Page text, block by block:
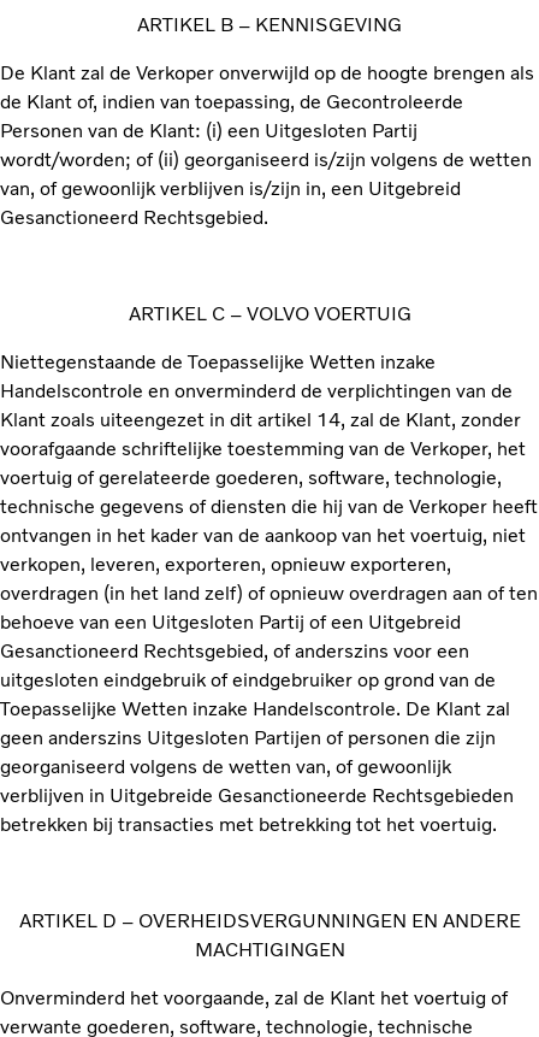
ARTIKEL B – KENNISGEVING
De Klant zal de Verkoper onverwijld op de hoogte brengen als
de Klant of, indien van toepassing, de Gecontroleerde
Personen van de Klant: (i) een Uitgesloten Partij
wordt/worden; of (ii) georganiseerd is/zijn volgens de wetten
van, of gewoonlijk verblijven is/zijn in, een Uitgebreid
Gesanctioneerd Rechtsgebied.
ARTIKEL C – VOLVO VOERTUIG
Niettegenstaande de Toepasselijke Wetten inzake
Handelscontrole en onverminderd de verplichtingen van de
Klant zoals uiteengezet in dit artikel 14, zal de Klant, zonder
voorafgaande schriftelijke toestemming van de Verkoper, het
voertuig of gerelateerde goederen, software, technologie,
technische gegevens of diensten die hij van de Verkoper heeft
ontvangen in het kader van de aankoop van het voertuig, niet
verkopen, leveren, exporteren, opnieuw exporteren,
overdragen (in het land zelf) of opnieuw overdragen aan of ten
behoeve van een Uitgesloten Partij of een Uitgebreid
Gesanctioneerd Rechtsgebied, of anderszins voor een
uitgesloten eindgebruik of eindgebruiker op grond van de
Toepasselijke Wetten inzake Handelscontrole. De Klant zal
geen anderszins Uitgesloten Partijen of personen die zijn
georganiseerd volgens de wetten van, of gewoonlijk
verblijven in Uitgebreide Gesanctioneerde Rechtsgebieden
betrekken bij transacties met betrekking tot het voertuig.
ARTIKEL D – OVERHEIDSVERGUNNINGEN EN ANDERE
MACHTIGINGEN
Onverminderd het voorgaande, zal de Klant het voertuig of
verwante goederen, software, technologie, technische